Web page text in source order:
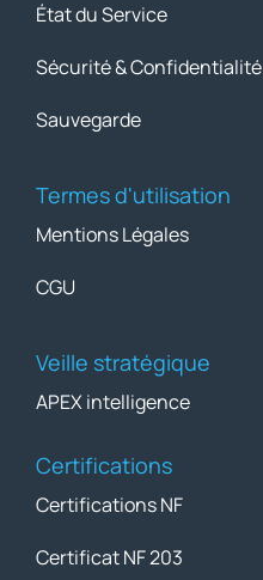
État du Service
Sécurité & Confidentialité
Sauvegarde
Termes d'utilisation
Mentions Légales
CGU
Veille stratégique
APEX intelligence
Certifications
Certifications NF
Certificat NF 203